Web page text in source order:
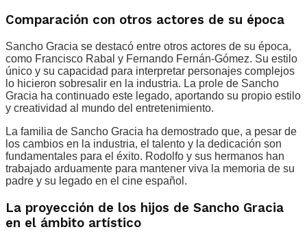
Comparación con otros actores de su época
Sancho Gracia se destacó entre otros actores de su época,
como Francisco Rabal y Fernando Fernán-Gómez. Su estilo
único y su capacidad para interpretar personajes complejos
lo hicieron sobresalir en la industria. La prole de Sancho
Gracia ha continuado este legado, aportando su propio estilo
y creatividad al mundo del entretenimiento.
La familia de Sancho Gracia ha demostrado que, a pesar de
los cambios en la industria, el talento y la dedicación son
fundamentales para el éxito. Rodolfo y sus hermanos han
trabajado arduamente para mantener viva la memoria de su
padre y su legado en el cine español.
La proyección de los hijos de Sancho Gracia
en el ámbito artístico